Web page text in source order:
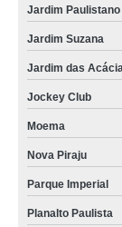
Jardim Paulistano
Jardim Suzana
Jardim das
Jockey Club
Moema
Nova Piraju
Parque Imperial
Planalto Paulista